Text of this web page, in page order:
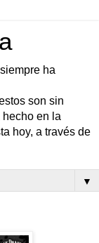
ha
son sin
en la
hoy, a través de
▼